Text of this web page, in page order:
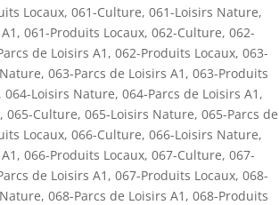
Locaux, 061-Culture, 061-Loisirs Nature,
, 061-Produits Locaux, 062-Culture, 062-
de Loisirs A1 , 062-Produits Locaux, 063-
, 063-Parcs de Loisirs A1 , 063-Produits
, 064-Loisirs Nature, 064-Parcs de Loisirs A1 ,
, 065-Culture, 065-Loisirs Nature, 065-Parcs de
Locaux, 066-Culture, 066-Loisirs Nature,
, 066-Produits Locaux, 067-Culture, 067-
de Loisirs A1 , 067-Produits Locaux, 068-
, 068-Parcs de Loisirs A1 , 068-Produits